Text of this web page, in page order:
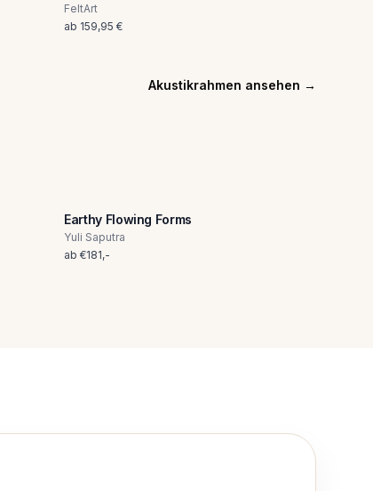
FeltArt
ab 159,95 €
Akustikrahmen ansehen →
Earthy Flowing Forms
Yuli Saputra
ab €181,-